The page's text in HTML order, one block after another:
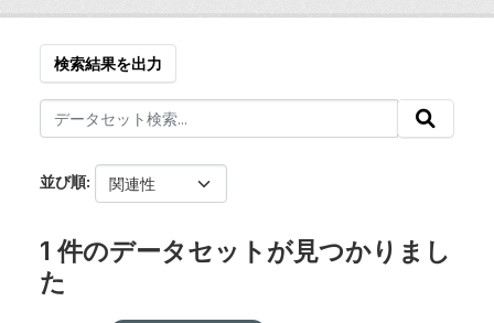
検索結果を出力
並び順
1 件のデータセットが見つかりまし
た